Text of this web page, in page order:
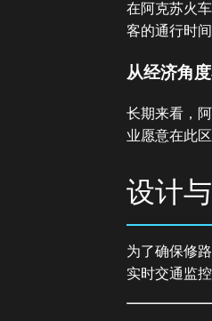
在阿克苏火
客的通行时
从经济角
长期来看，
业愿意在此
设计
为了确保修
实时交通监